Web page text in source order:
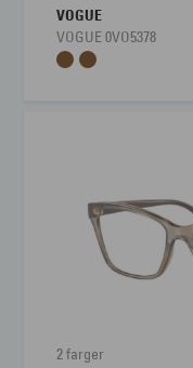
VOGUE
VOGUE 0VO5378
2 farger